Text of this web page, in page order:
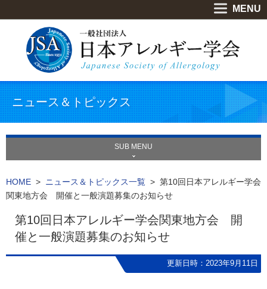
MENU
ニュース＆トピックス
SUB MENU
HOME > ニュース＆トピックス一覧 > 第10回日本アレルギー学会
関東地方会 開催と一般演題募集のお知らせ
第10回日本アレルギー学会関東地方会 開
催と一般演題募集のお知らせ
更新日時：2023年9月11日